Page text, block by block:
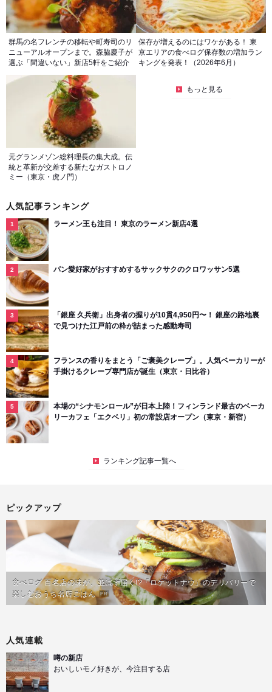
群馬の名フレンチの移転や町寿司のリ
ニューアルオープンまで。森脇慶子が
選ぶ「間違いない」新店5軒をご紹介
保存が増えるのにはワケがある！ 東
京エリアの食べログ保存数の増加ラン
キングを発表！（2026年6月）
元グランメゾン総料理長の集大成。伝
統と革新が交差する新たなガストロノ
ミー（東京・虎ノ門）
もっと見る
人気記事ランキング
ラーメン王も注目！ 東京のラーメン新店4選
パン愛好家がおすすめするサックサクのクロワッサン5選
「銀座 久兵衛」出身者の握りが10貫4,950円〜！ 銀座の路地裏
で見つけた江戸前の粋が詰まった感動寿司
フランスの香りをまとう「ご褒美クレープ」。人気ベーカリーが
手掛けるクレープ専門店が誕生（東京・日比谷）
本場の“シナモンロール”が日本上陸！フィンランド最古のベーカ
リーカフェ「エクベリ」初の常設店オープン（東京・新宿）
ランキング記事一覧へ
ピックアップ
食べログ 百名店の味が、並ばず届く!?「ロケットナウ」のデリバリーで
楽しむおうち名店ごはん PR
人気連載
噂の新店
おいしいモノ好きが、今注目する店